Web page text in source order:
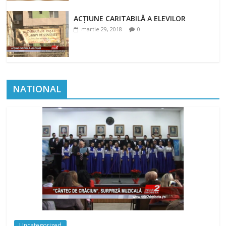
ACȚIUNE CARITABILĂ A ELEVILOR
martie 29, 2018 0
NATIONAL